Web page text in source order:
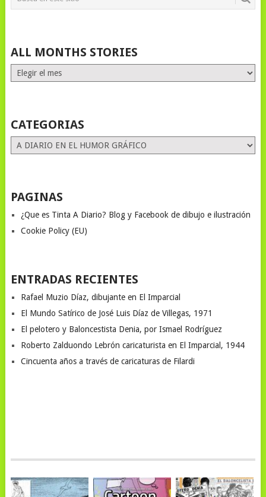
ALL MONTHS STORIES
ALL
MONTHS
CATEGORIAS
Categorias
PAGINAS
¿Que es Tinta A Diario? Blog y Facebook de dibujo e ilustración
Cookie Policy (EU)
ENTRADAS RECIENTES
Rafael Muzio Díaz, dibujante en El Imparcial
El Mundo Satírico de José Luis Díaz de Villegas, 1971
El pelotero y Baloncestista Denia, por Ismael Rodríguez
Roberto Zalduondo Lebrón caricaturista en El Imparcial, 1944
Cincuenta años a través de caricaturas de Filardi